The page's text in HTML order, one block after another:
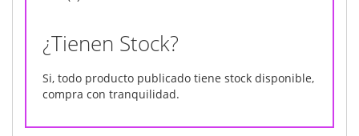
¿Tienen Stock?
Si, todo producto publicado tiene stock disponible,
compra con tranquilidad.